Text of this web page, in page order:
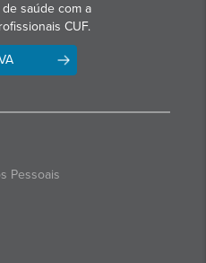
saúde com a
CUF.
Pessoais